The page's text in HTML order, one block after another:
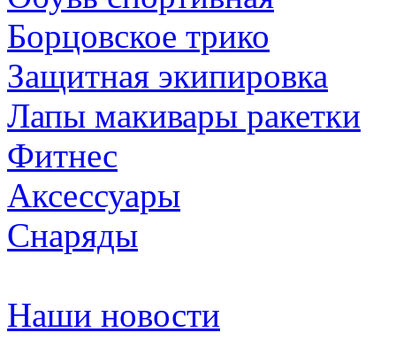
Борцовское трико
Защитная экипировка
Лапы макивары ракетки
Фитнес
Аксессуары
Снаряды
Наши новости